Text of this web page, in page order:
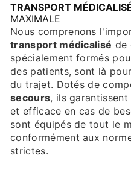
TRANSPORT
MAXIMALE
Nous comprenons
transport médicalisé de
spécialement formés
des patients, sont là
du trajet. Dotés de
secours, ils
et efficace en cas de
sont équipés de tout le
conformément aux
strictes.